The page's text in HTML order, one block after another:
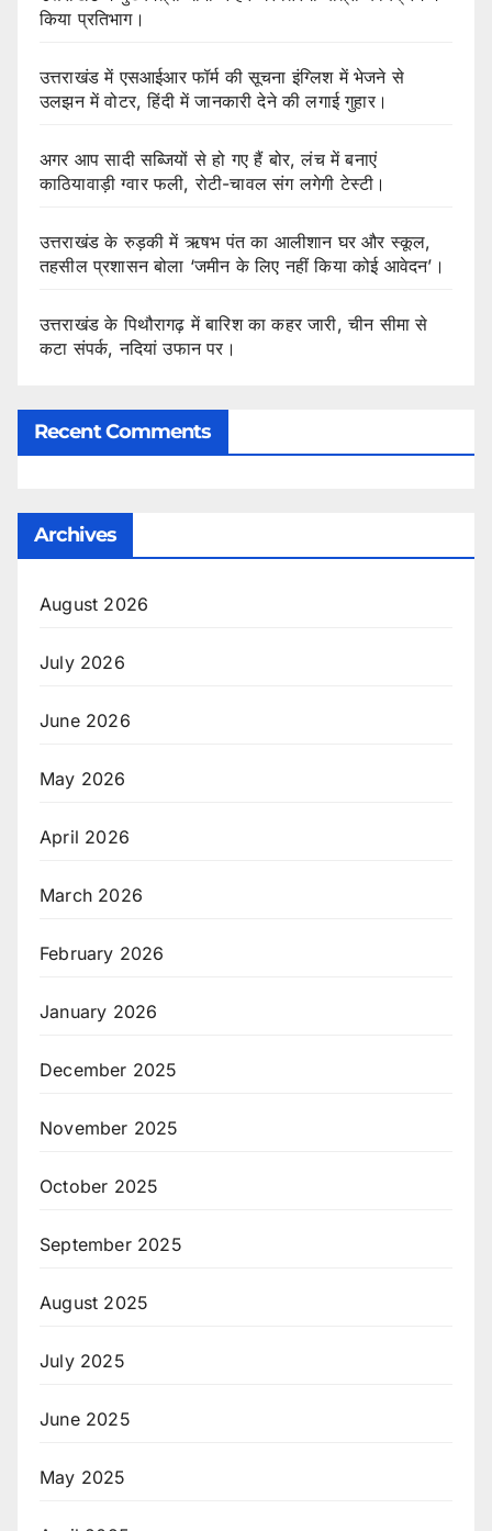
किया प्रतिभाग।
उत्तराखंड में एसआईआर फॉर्म की सूचना इंग्लिश में भेजने से
उलझन में वोटर, हिंदी में जानकारी देने की लगाई गुहार।
अगर आप सादी सब्जियों से हो गए हैं बोर, लंच में बनाएं
काठियावाड़ी ग्वार फली, रोटी-चावल संग लगेगी टेस्टी।
उत्तराखंड के रुड़की में ऋषभ पंत का आलीशान घर और स्कूल,
तहसील प्रशासन बोला ‘जमीन के लिए नहीं किया कोई आवेदन’।
उत्तराखंड के पिथौरागढ़ में बारिश का कहर जारी, चीन सीमा से
कटा संपर्क, नदियां उफान पर।
Recent Comments
Archives
August 2026
July 2026
June 2026
May 2026
April 2026
March 2026
February 2026
January 2026
December 2025
November 2025
October 2025
September 2025
August 2025
July 2025
June 2025
May 2025